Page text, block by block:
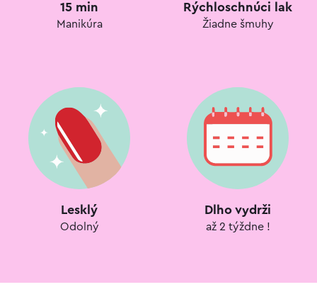
15 min
Manikúra
Rýchloschnúci lak
Žiadne šmuhy
Lesklý
Odolný
Dlho vydrži
až 2 týždne !